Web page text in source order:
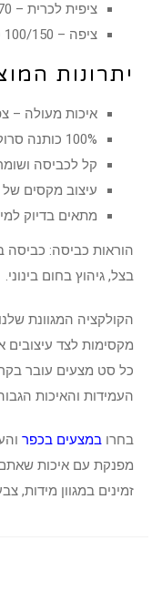
ציפית לכרית – 50/70 ס"מ
ציפה – 100/150 ס"מ
יתרונות
איכות מעולה – צפיפות של
100% כותנה סרוקה – נושמת ונעימה למגע
קל לכביסה
עיצוב מקסים של
מתאים בדיוק
בצל, גיהוץ בחום בינוני.
הקולקציה המגוונת
מקסימות לצד עיצובים
כל סט מצעים עובר
העמידות והאיכות
בחרו במצעים בכפר
מפנקת עם איכות שאתם
זמינים במגוון מידות,